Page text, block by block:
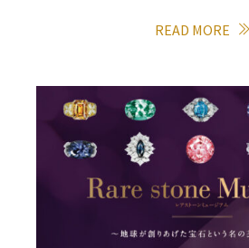
READ MORE